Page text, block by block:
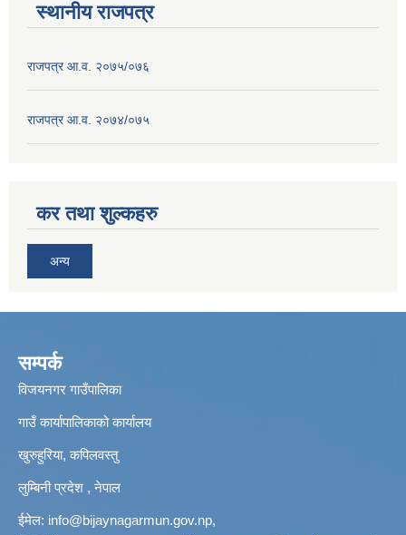
स्थानीय राजपत्र
राजपत्र आ.व. २०७५/०७६
राजपत्र आ.व. २०७४/०७५
कर तथा शुल्कहरु
अन्य
सम्पर्क
विजयनगर गाउँपालिका
गाउँ कार्यापालिकाको कार्यालय
खुरुहुरिया, कपिलवस्तु
लुम्बिनी प्रदेश , नेपाल
ईमेल: info@bijaynagarmun.gov.np,